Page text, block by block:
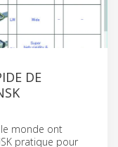
DE
monde ont
pratique pour